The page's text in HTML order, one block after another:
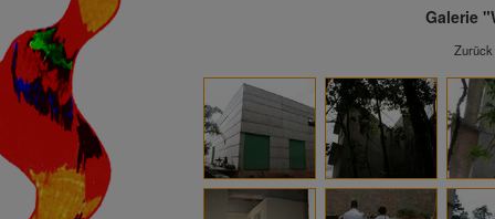
Galerie